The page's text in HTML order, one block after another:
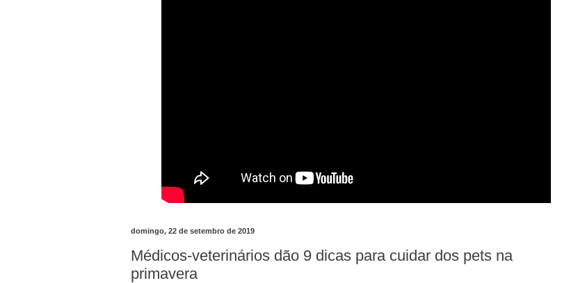
domingo, 22 de setembro de 2019
Médicos-veterinários dão 9 dicas para cuidar dos pets na
primavera